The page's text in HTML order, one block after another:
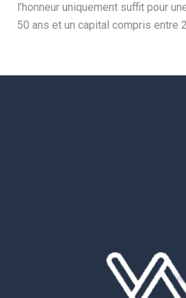
l’honneur uniquement suffit pour
50 ans et un capital compris entre